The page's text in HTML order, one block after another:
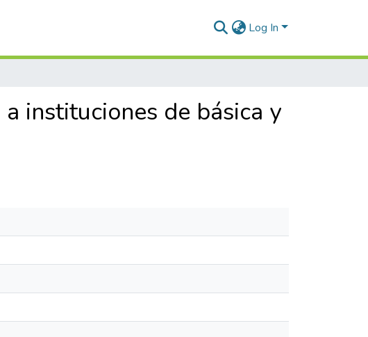
Log In
instituciones de básica y